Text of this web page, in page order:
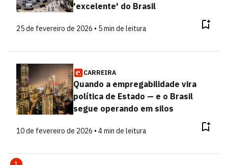
'excelente' do Brasil
25 de fevereiro de 2026 • 5 min de leitura
CARREIRA
Quando a empregabilidade vira
política de Estado — e o Brasil
segue operando em silos
10 de fevereiro de 2026 • 4 min de leitura